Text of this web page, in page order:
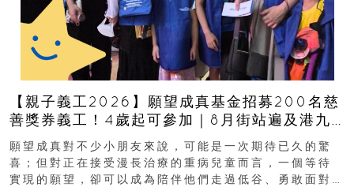
【親子義工2026】願望成真基金招募200名慈
善獎券義工！4歲起可參加｜8月街站遍及港九
新界
願望成真對不少小朋友來說，可能是一次期待已久的驚
喜；但對正在接受漫長治療的重病兒童而言，一個等待
實現的願望，卻可以成為陪伴他們走過低谷、勇敢面對